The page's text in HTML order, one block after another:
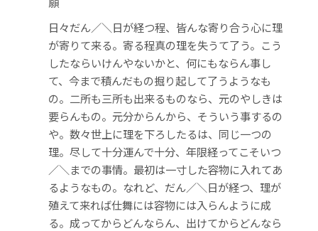
日々だん／＼日が経つ程、皆んな寄り合う心に理
が寄りて来る。寄る程真の理を失うて了う。こう
したならいけんやないかと、何にもならん事し
て、今まで積んだもの掘り起して了うようなも
の。二所も三所も出来るものなら、元のやしきは
要らんもの。元分からんから、そういう事するの
や。数々世上に理を下ろしたるは、同じ一つの
理。尽して十分運んで十分、年限経ってこそいつ
／＼までの事情。最初は一寸した容物に入れてあ
るようなもの。なれど、だん／＼日が経つ、理が
殖えて来れば仕舞には容物には入らんように成
る。成ってからどんならん、出けてからどんなら